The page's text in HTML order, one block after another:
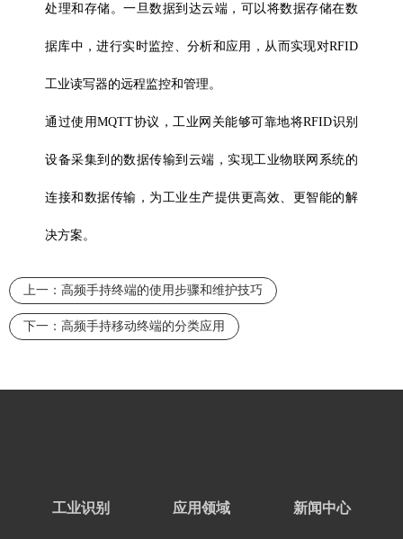
处理和存储。一旦数据到达云端，可以将数据存储在数
据库中，进行实时监控、分析和应用，从而实现对RFID
工业读写器的远程监控和管理。
通过使用MQTT协议，工业网关能够可靠地将RFID识别
设备采集到的数据传输到云端，实现工业物联网系统的
连接和数据传输，为工业生产提供更高效、更智能的解
决方案。
上一： 高频手持终端的使用步骤和维护技巧
下一： 高频手持移动终端的分类应用
工业识别 应用领域 新闻中心